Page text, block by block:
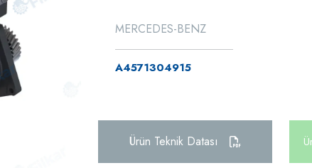
MERCEDES-BENZ
A4571304915
Ürün Teknik Datası